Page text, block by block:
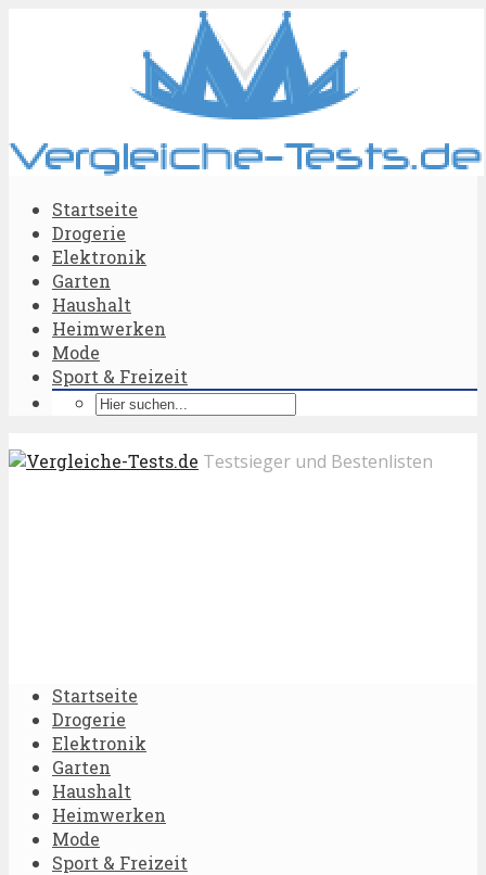
Startseite
Drogerie
Elektronik
Garten
Haushalt
Heimwerken
Mode
Sport & Freizeit
Testsieger und Bestenlisten
Startseite
Drogerie
Elektronik
Garten
Haushalt
Heimwerken
Mode
Sport & Freizeit